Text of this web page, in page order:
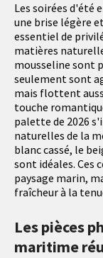
Les soirées d'été
une brise légère
essentiel de
matières
mousseline sont
seulement sont
mais flottent
touche
palette de 2026
naturelles de la
blanc cassé, le
sont idéales. Ces
paysage marin,
fraîcheur à la
Les pièces
maritime